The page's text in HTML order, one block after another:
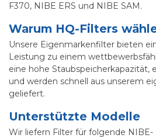
F370, NIBE ERS und NIBE SAM.
Warum HQ-Filters
Unsere Eigenmarkenfilter bieten
Leistung zu einem
eine hohe Staubspeicherkapazität,
und werden schnell aus unserem
geliefert.
Unterstützte Modelle
Wir liefern Filter für folgende NIBE-